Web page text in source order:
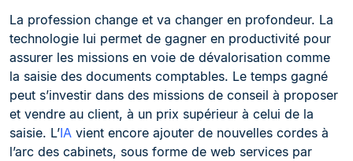
La profession change et va changer en profondeur. La
technologie lui permet de gagner en productivité pour
assurer les missions en voie de dévalorisation comme
la saisie des documents comptables. Le temps gagné
peut s’investir dans des missions de conseil à proposer
et vendre au client, à un prix supérieur à celui de la
saisie. L’IA vient encore ajouter de nouvelles cordes à
l’arc des cabinets, sous forme de web services par